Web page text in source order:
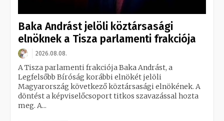
Baka Andrást jelöli köztársasági
elnöknek a Tisza parlamenti frakciója
2026.08.08.
A Tisza parlamenti frakciója Baka Andrást, a
Legfelsőbb Bíróság korábbi elnökét jelöli
Magyarország következő köztársasági elnökének. A
döntést a képviselőcsoport titkos szavazással hozta
meg. A...